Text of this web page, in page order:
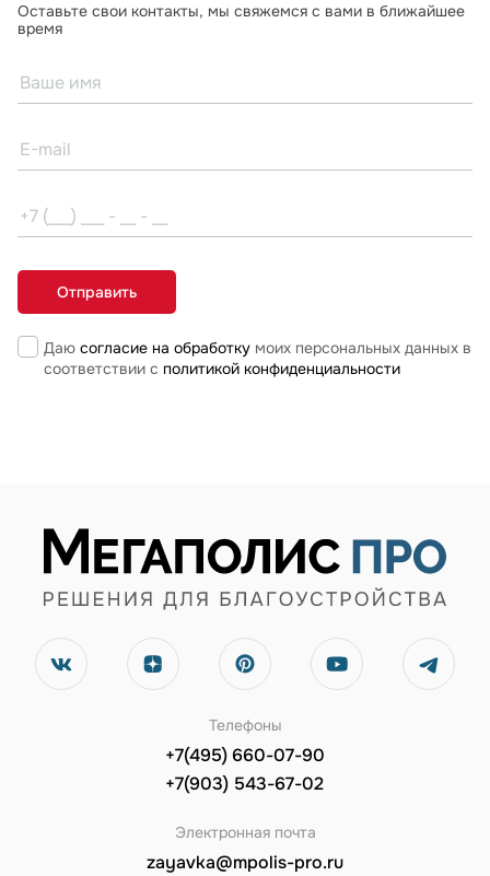
Оставьте свои контакты, мы свяжемся с вами в ближайшее
время
Даю согласие на обработкумоих персональных данных в
соответствии с политикой конфиденциальности
Телефоны
+7(495) 660-07-90
+7(903) 543-67-02
Электронная почта
zayavka@mpolis-pro.ru